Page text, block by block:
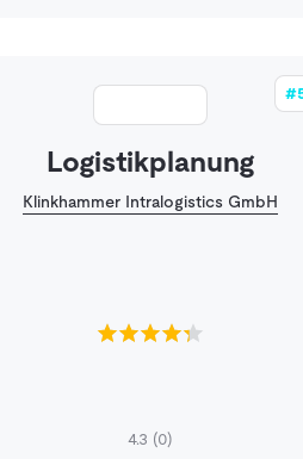
Logistikplanung
Klinkhammer Intralogistics GmbH
4.3 (0)